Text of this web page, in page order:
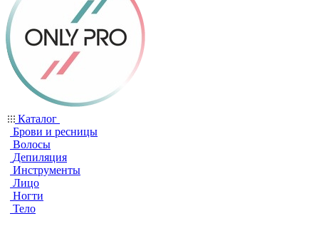
Каталог
Брови и ресницы
Волосы
Депиляция
Инструменты
Лицо
Ногти
Тело